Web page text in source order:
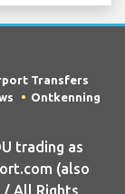
Transfers
Ontkenning
trading as
(also
/ All Rights